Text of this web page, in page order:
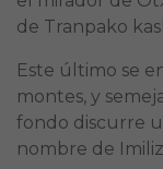
de Tranpako
Este último se
montes, y
fondo discurre
nombre de